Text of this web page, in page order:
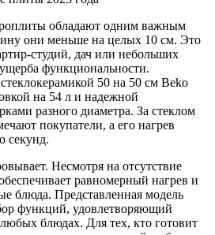
обладают одним важным
они меньше на целых 10 см. Это
студий, дач или небольших
функциональности.
50 на 50 см Beko
на 54 л и надежной
разного диаметра. За стеклом
покупатели, а его нагрев
секунд.
Несмотря на отсутствие
равномерный нагрев и
блюда. Представленная модель
функций, удовлетворяющий
блюдах. Для тех, кто готовит